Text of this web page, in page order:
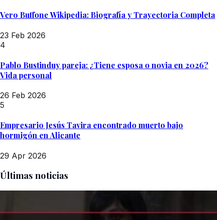
Vero Buffone Wikipedia: Biografía y Trayectoria Completa
23 Feb 2026
4
Pablo Bustinduy pareja: ¿Tiene esposa o novia en 2026?
Vida personal
26 Feb 2026
5
Empresario Jesús Tavira encontrado muerto bajo
hormigón en Alicante
29 Apr 2026
Últimas noticias